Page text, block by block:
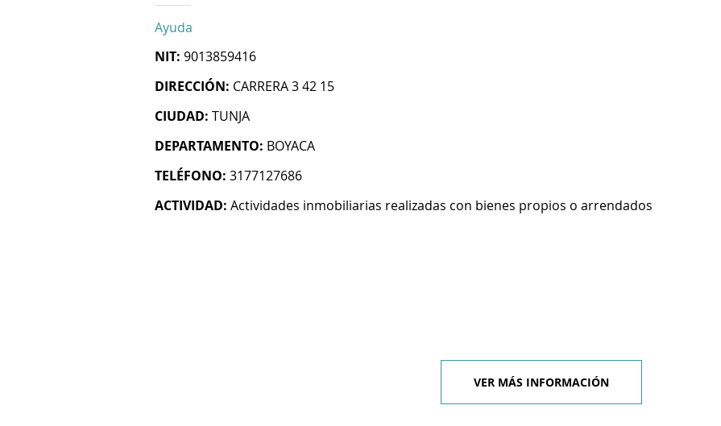
Ayuda
NIT: 9013859416
DIRECCIÓN: CARRERA 3 42 15
CIUDAD: TUNJA
DEPARTAMENTO: BOYACA
TELÉFONO: 3177127686
ACTIVIDAD: Actividades inmobiliarias realizadas con bienes propios o arrendados
VER MÁS INFORMACIÓN